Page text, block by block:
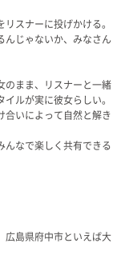
スナーに投げかける。
んじゃないか、みなさん
のまま、リスナーと一緒
ルが実に彼女らしい。
合いによって自然と解き
んなで楽しく共有できる
広島県府中市といえば大